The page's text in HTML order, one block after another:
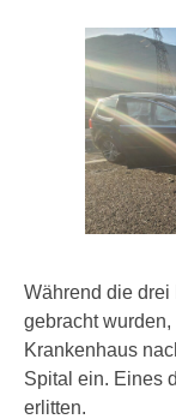
Während die
gebracht
Krankenhaus
Spital ein. Eines
erlitten.